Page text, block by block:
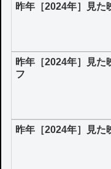
昨年［2024年］見
昨年［2024年］見
フ
昨年［2024年］見